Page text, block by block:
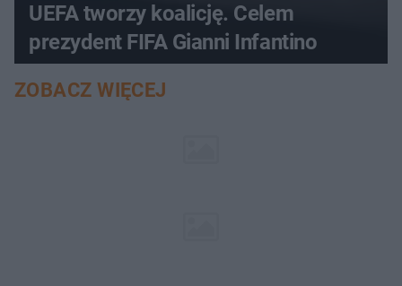
UEFA tworzy koalicję. Celem
prezydent FIFA Gianni Infantino
ZOBACZ WIĘCEJ